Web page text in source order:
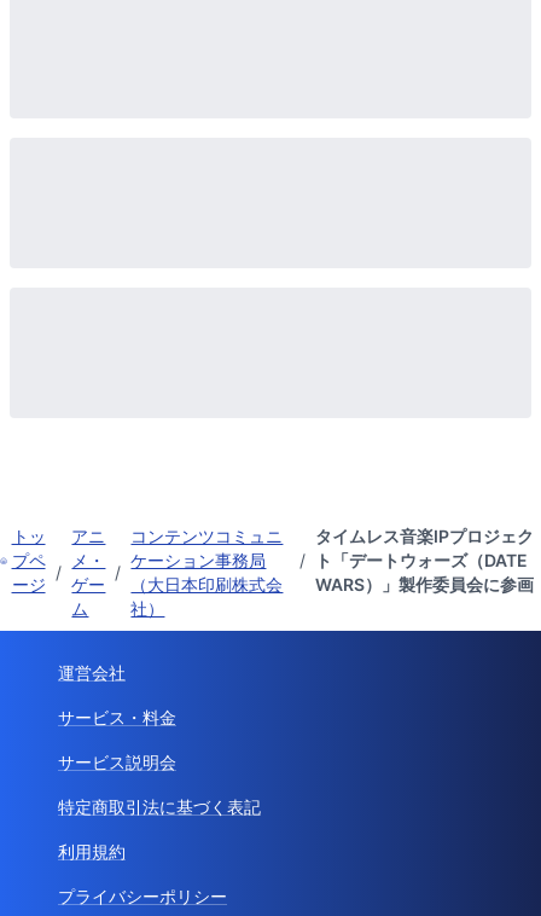
トッ
プペ
ージ
/
アニ
メ・
ゲー
ム
/
コンテンツコミュニ
ケーション事務局
（大日本印刷株式会
社）
/
タイムレス音楽IPプロジェク
ト「デートウォーズ（DATE
WARS）」製作委員会に参画
運営会社
サービス・料金
サービス説明会
特定商取引法に基づく表記
利用規約
プライバシーポリシー